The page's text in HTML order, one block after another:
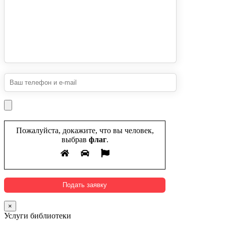
Пожалуйста, докажите, что вы человек,
выбрав флаг.
×
Услуги библиотеки